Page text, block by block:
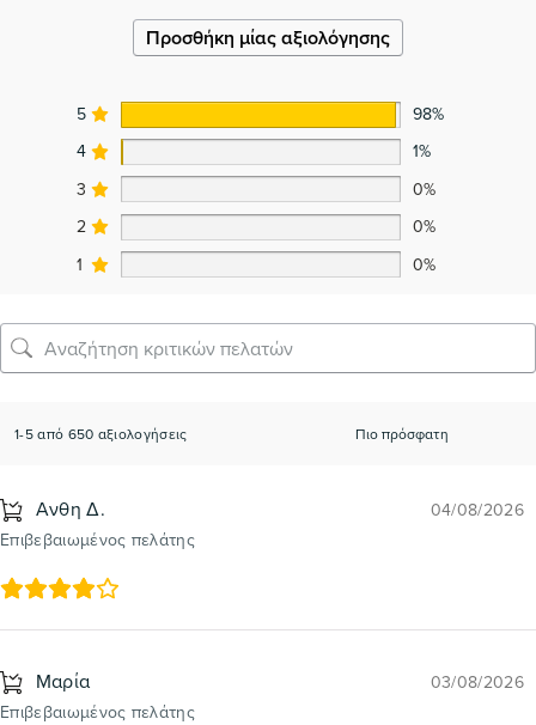
Προσθήκη μίας αξιολόγησης
5
98%
4
1%
3
0%
2
0%
1
0%
1-5 από 650 αξιολογήσεις
Ανθη Δ.
Επιβεβαιωμένος πελάτης
04/08/2026
Μαρία
Επιβεβαιωμένος πελάτης
03/08/2026